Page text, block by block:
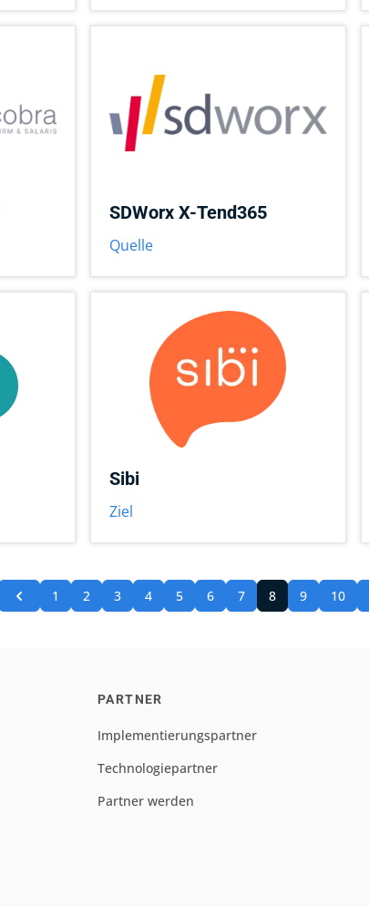
SDWorx X-Tend365
Quelle
Sibi
Ziel
1 2 3 4 5 6 7 8 9 10
PARTNER
Implementierungspartner
Technologiepartner
Partner werden